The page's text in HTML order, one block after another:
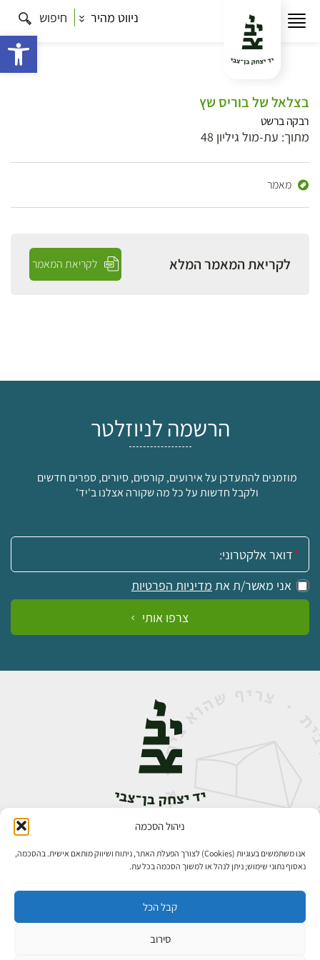
ניהול הסכמה
אנו משתמשים בעוגיות (Cookies) לצורך הפעלת האתר, ניתוח ושיווק מותאם אישית. בהסכמה,
נאסוף נתוני שימוש; ניתן לנהל או למשוך הסכמה בכל עת.
קבל הכל
סירוב
ניווט מהיר חיפוש
בצלאל של בוריס שץ
רבקה ברשט
מתוך: עת-מול גיליון 48
מאמר
לקריאת המאמר המלא לקריאת המאמר
הרשמה לניוזלטר
מוזמנים להתעדכן על אירועים, קורסים, סיורים, ספרים חדשים
ולקבל חדשות על כל מה שקורה אצלנו ב'יד'
אימייל:
אני מאשר/ת את מדיניות הפרטיות
צרפו אותי
אבן גבירול 14, רחביה, ירושלים